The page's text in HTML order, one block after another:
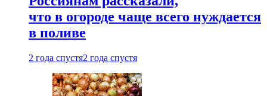
что в огороде чаще всего нуждается
в поливе
2 года спустя2 года спустя